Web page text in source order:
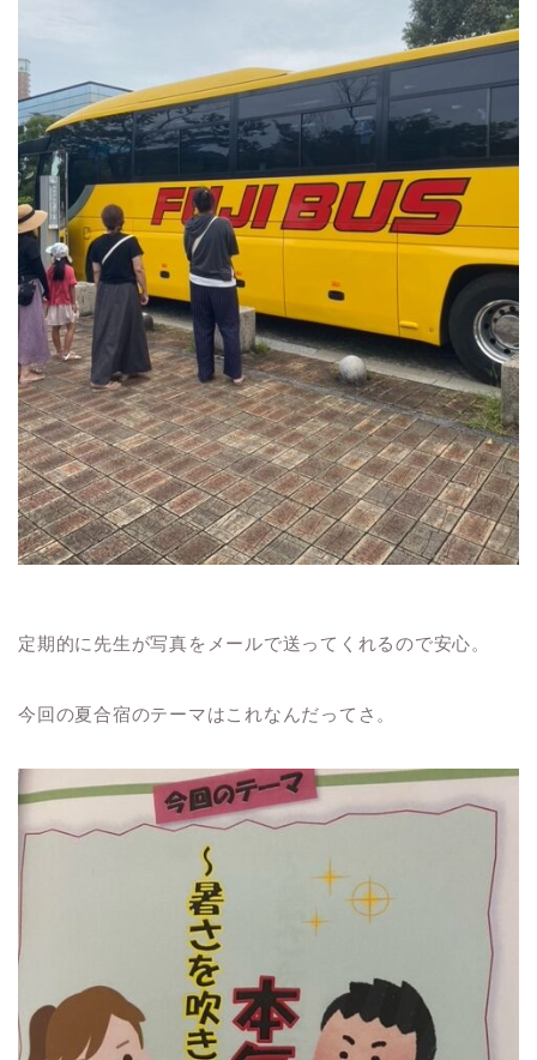
定期的に先生が写真をメールで送ってくれるので安心。
今回の夏合宿のテーマはこれなんだってさ。